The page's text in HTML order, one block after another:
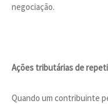
negociação.
Ações tributárias de
Quando um contribuinte